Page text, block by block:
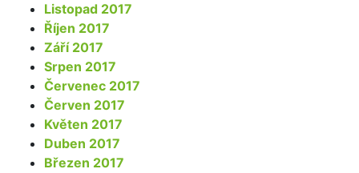
Listopad 2017
Říjen 2017
Září 2017
Srpen 2017
Červenec 2017
Červen 2017
Květen 2017
Duben 2017
Březen 2017